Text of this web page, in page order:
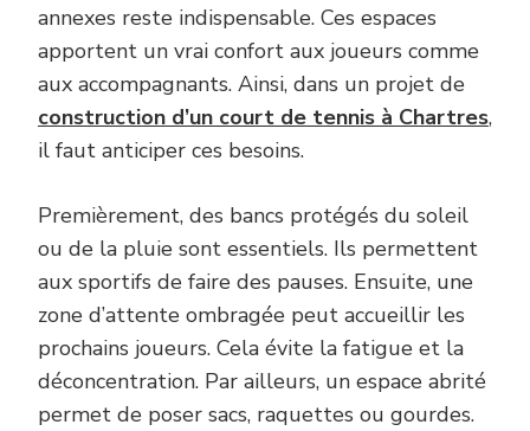
annexes reste indispensable. Ces espaces
apportent un vrai confort aux joueurs comme
aux accompagnants. Ainsi, dans un projet de
construction d’un court de tennis à Chartres,
il faut anticiper ces besoins.
Premièrement, des bancs protégés du soleil
ou de la pluie sont essentiels. Ils permettent
aux sportifs de faire des pauses. Ensuite, une
zone d’attente ombragée peut accueillir les
prochains joueurs. Cela évite la fatigue et la
déconcentration. Par ailleurs, un espace abrité
permet de poser sacs, raquettes ou gourdes.